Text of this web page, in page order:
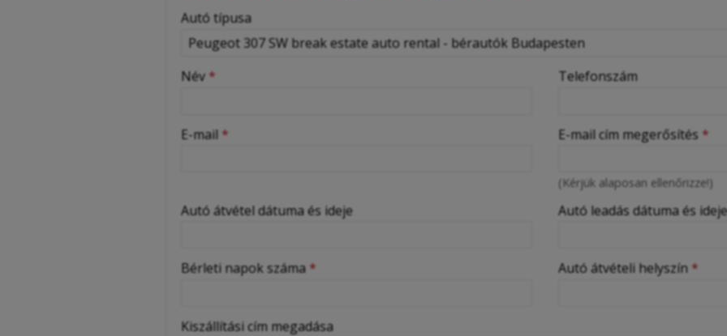
-
-
-
Autó típusa
Név * Telefonszám
E-mail * E-mail cím megerősítés *
(Kérjük alaposan ellenőrizze!)
Autó átvétel dátuma és ideje Autó leadás dátuma és ideje
Bérleti napok száma * Autó átvételi helyszín *
Kiszállítási cím megadása